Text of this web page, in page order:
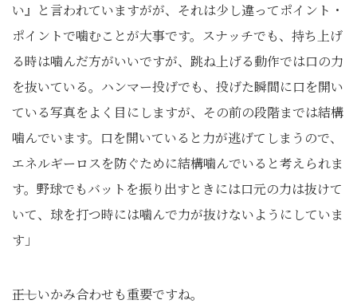
い』と言われていますがが、それは少し違ってポイント・
ポイントで噛むことが大事です。スナッチでも、持ち上げ
る時は噛んだ方がいいですが、跳ね上げる動作では口の力
を抜いている。ハンマー投げでも、投げた瞬間に口を開い
ている写真をよく目にしますが、その前の段階までは結構
噛んでいます。口を開いていると力が逃げてしまうので、
エネルギーロスを防ぐために結構噛んでいると考えられま
す。野球でもバットを振り出すときには口元の力は抜けて
いて、球を打つ時には噛んで力が抜けないようにしていま
す」
――正しいかみ合わせも重要ですね。